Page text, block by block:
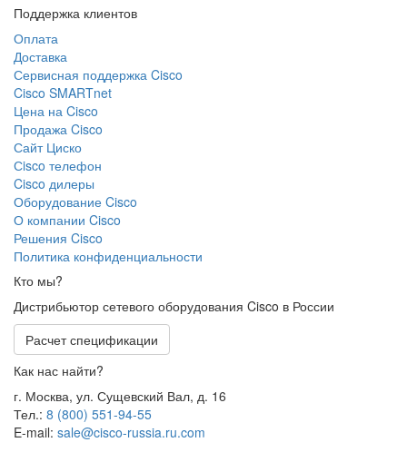
Поддержка клиентов
Оплата
Доставка
Сервисная поддержка Cisco
Cisco SMARTnet
Цена на Cisco
Продажа Cisco
Сайт Циско
Сisco телефон
Cisco дилеры
Оборудование Cisco
О компании Cisco
Решения Cisco
Политика конфиденциальности
Кто мы?
Дистрибьютор сетевого оборудования Cisco в России
Расчет спецификации
Как нас найти?
г. Москва, ул. Сущевский Вал, д. 16
Тел.: 8 (800) 551-94-55
E-mail: sale@cisco-russia.ru.com